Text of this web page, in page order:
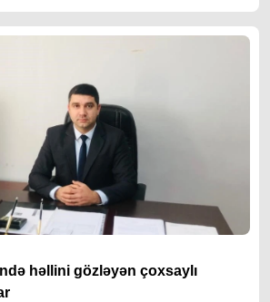
həllini gözləyən çoxsaylı